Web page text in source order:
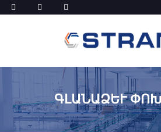
ԳԼԱՆԱՁԵՒ